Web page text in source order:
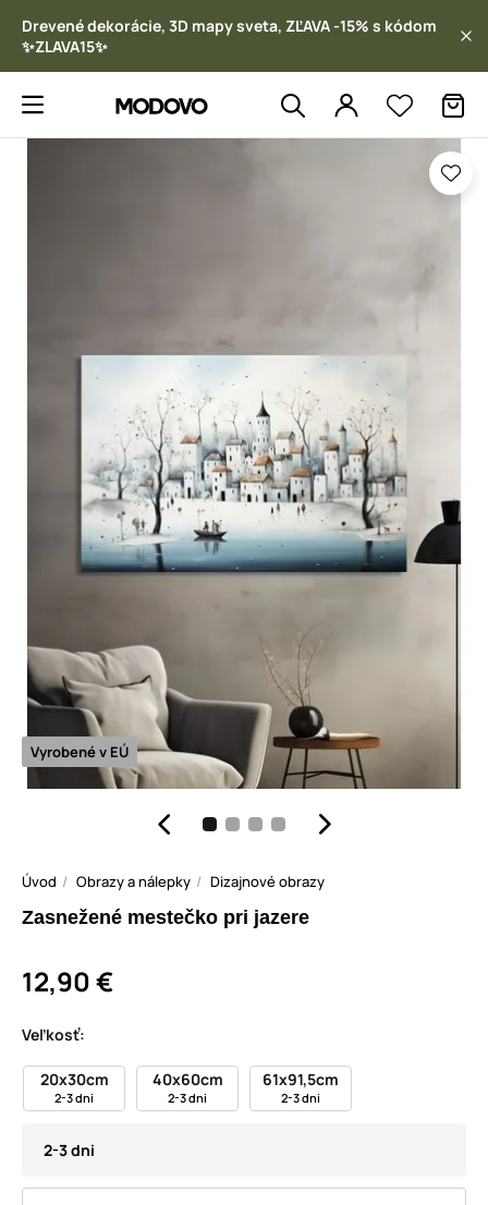
Drevené dekorácie, 3D mapy sveta, ZĽAVA -15% s kódom
✨ZLAVA15✨
Vyrobené v EÚ
Úvod Obrazy a nálepky Dizajnové obrazy
Zasnežené mestečko pri jazere
12,90 €
Veľkosť:
20x30cm
2-3 dni
40x60cm
2-3 dni
61x91,5cm
2-3 dni
2-3 dni